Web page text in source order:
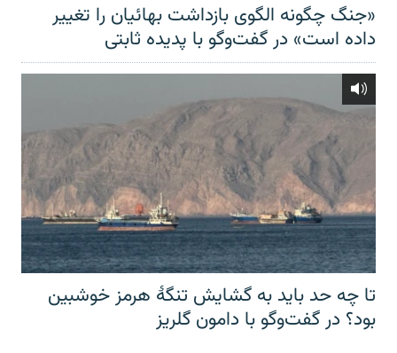
«جنگ چگونه الگوی بازداشت بهائیان را تغییر
داده است» در گفت‌وگو با پدیده ثابتی
تا چه حد باید به گشایش تنگهٔ هرمز خوشبین
بود؟ در گفت‌وگو با دامون گلریز